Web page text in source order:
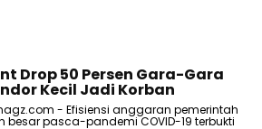
Drop 50 Persen Gara-Gara
Kecil Jadi Korban
- Efisiensi anggaran pemerintah
besar pasca-pandemi COVID-19 terbukti